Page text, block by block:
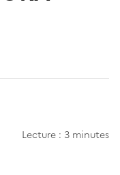
Lecture : 3 minutes